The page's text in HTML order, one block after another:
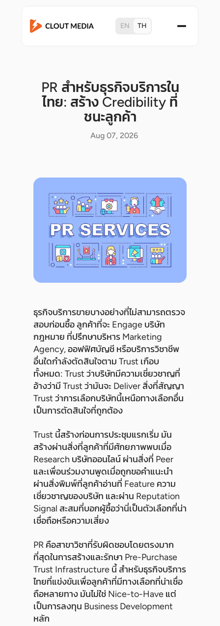
EN TH
PR สำหรับธุรกิจบริการใน
ไทย: สร้าง Credibility ที่
ชนะลูกค้า
Aug 07, 2026
ธุรกิจบริการขายบางอย่างที่ไม่สามารถตรวจ
สอบก่อนซื้อ ลูกค้าที่จะ Engage บริษัท
กฎหมาย ที่ปรึกษาบริหาร Marketing
Agency, ออฟฟิศบัญชี หรือบริการวิชาชีพ
อื่นใดกำลังตัดสินใจตาม Trust เกือบ
ทั้งหมด: Trust ว่าบริษัทมีความเชี่ยวชาญที่
อ้างว่ามี Trust ว่ามันจะ Deliver สิ่งที่สัญญา
Trust ว่าการเลือกบริษัทนี้เหนือทางเลือกอื่น
เป็นการตัดสินใจที่ถูกต้อง
Trust นี้สร้างก่อนการประชุมแรกเริ่ม มัน
สร้างผ่านสิ่งที่ลูกค้าที่มีศักยภาพพบเมื่อ
Research บริษัทออนไลน์ ผ่านสิ่งที่ Peer
และเพื่อนร่วมงานพูดเมื่อถูกขอคำแนะนำ
ผ่านสิ่งพิมพ์ที่ลูกค้าอ่านที่ Feature ความ
เชี่ยวชาญของบริษัท และผ่าน Reputation
Signal สะสมที่บอกผู้ซื้อว่านี่เป็นตัวเลือกที่น่า
เชื่อถือหรือความเสี่ยง
PR คือสาขาวิชาที่รับผิดชอบโดยตรงมาก
ที่สุดในการสร้างและรักษา Pre-Purchase
Trust Infrastructure นี้ สำหรับธุรกิจบริการ
ไทยที่แข่งขันเพื่อลูกค้าที่มีทางเลือกที่น่าเชื่อ
ถือหลายทาง มันไม่ใช่ Nice-to-Have แต่
เป็นการลงทุน Business Development
หลัก